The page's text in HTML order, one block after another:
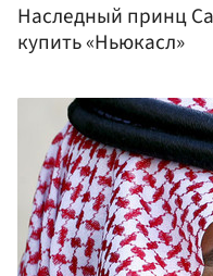
Наследный принц
купить «Ньюкасл»